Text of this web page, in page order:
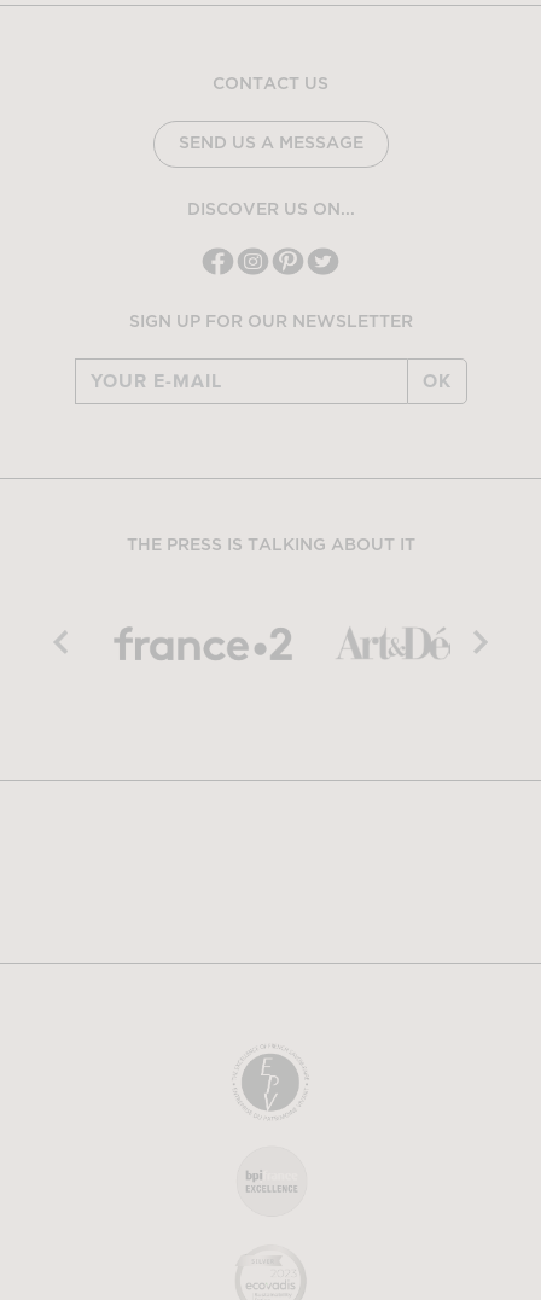
CONTACT US
SEND US A MESSAGE
DISCOVER US ON...
SIGN UP FOR OUR NEWSLETTER
OK
THE PRESS IS TALKING ABOUT IT